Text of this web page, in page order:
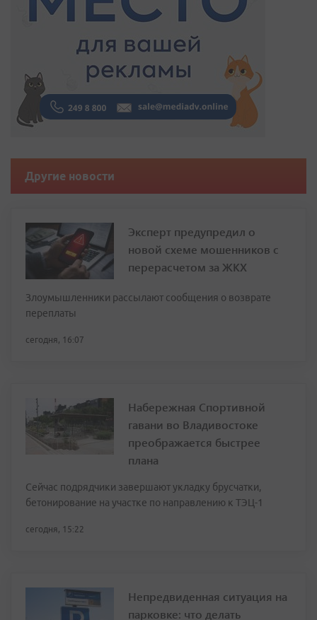
Другие новости
Эксперт предупредил о
новой схеме мошенников с
перерасчетом за ЖКХ
Злоумышленники рассылают сообщения о возврате
переплаты
сегодня, 16:07
Набережная Спортивной
гавани во Владивостоке
преображается быстрее
плана
Сейчас подрядчики завершают укладку брусчатки,
бетонирование на участке по направлению к ТЭЦ-1
сегодня, 15:22
Непредвиденная ситуация на
парковке: что делать